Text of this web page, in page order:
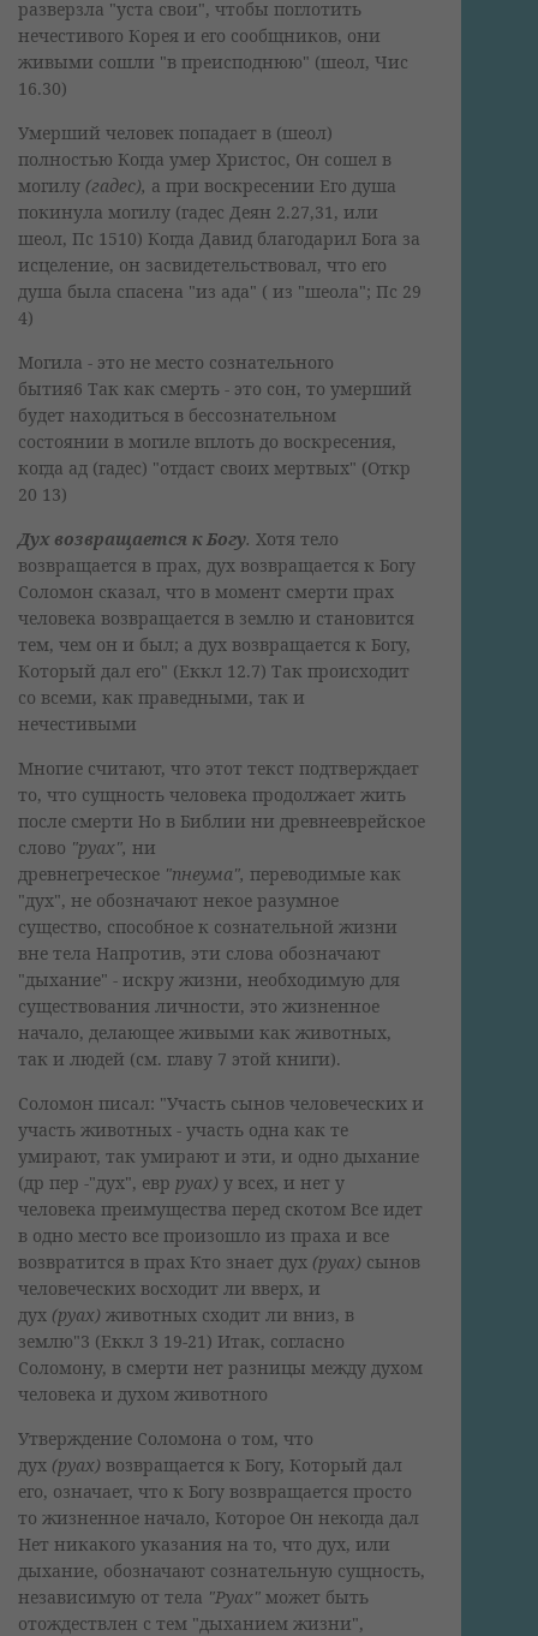
разверзла "уста свои", чтобы поглотить
нечестивого Корея и его сообщников, они
живыми сошли "в преисподнюю" (шеол, Чис
16.30)
Умерший человек попадает в (шеол)
полностью Когда умер Христос, Он сошел в
могилу (гадес), а при воскресении Его душа
покинула могилу (гадес Деян 2.27,31, или
шеол, Пс 1510) Когда Давид благодарил Бога за
исцеление, он засвидетельствовал, что его
душа была спасена "из ада" ( из "шеола"; Пс 29
4)
Могила - это не место сознательного
бытия6 Так как смерть - это сон, то умерший
будет находиться в бессознательном
состоянии в могиле вплоть до воскресения,
когда ад (гадес) "отдаст своих мертвых" (Откр
20 13)
Дух возвращается к Богу. Хотя тело
возвращается в прах, дух возвращается к Богу
Соломон сказал, что в момент смерти прах
человека возвращается в землю и становится
тем, чем он и был; а дух возвращается к Богу,
Который дал его" (Еккл 12.7) Так происходит
со всеми, как праведными, так и
нечестивыми
Многие считают, что этот текст подтверждает
то, что сущность человека продолжает жить
после смерти Но в Библии ни древнееврейское
слово "руах", ни
древнегреческое "пнеума", переводимые как
"дух", не обозначают некое разумное
существо, способное к сознательной жизни
вне тела Напротив, эти слова обозначают
"дыхание" - искру жизни, необходимую для
существования личности, это жизненное
начало, делающее живыми как животных,
так и людей (см. главу 7 этой книги).
Соломон писал: "Участь сынов человеческих и
участь животных - участь одна как те
умирают, так умирают и эти, и одно дыхание
(др пер -"дух", евр руах) у всех, и нет у
человека преимущества перед скотом Все идет
в одно место все произошло из праха и все
возвратится в прах Кто знает дух (руах) сынов
человеческих восходит ли вверх, и
дух (руах) животных сходит ли вниз, в
землю"3 (Еккл 3 19-21) Итак, согласно
Соломону, в смерти нет разницы между духом
человека и духом животного
Утверждение Соломона о том, что
дух (руах) возвращается к Богу, Который дал
его, означает, что к Богу возвращается просто
то жизненное начало, Которое Он некогда дал
Нет никакого указания на то, что дух, или
дыхание, обозначают сознательную сущность,
независимую от тела "Руах" может быть
отождествлен с тем "дыханием жизни",